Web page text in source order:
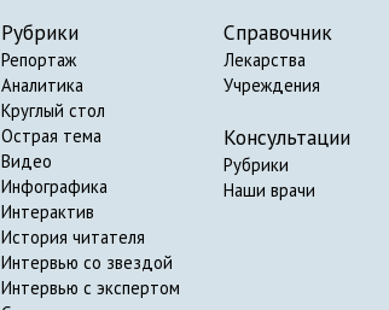
Рубрики
Репортаж
Аналитика
Круглый стол
Острая тема
Видео
Инфографика
Интерактив
История читателя
Интервью со звездой
Интервью с экспертом
Справочник
Лекарства
Учреждения
Консультации
Рубрики
Наши врачи